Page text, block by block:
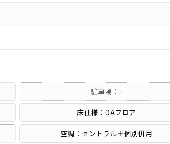
駐車場：-
床仕様：OAフロア
空調：セントラル＋個別併用